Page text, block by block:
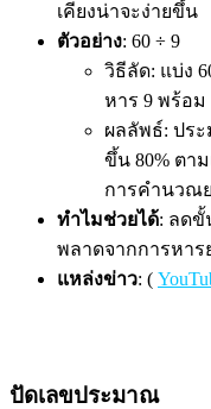
เคียงน่าจะง่ายขึ้น
ตัวอย่าง: 60 ÷ 9
วิธีลัด: แบ่ง
หาร 9 พร้อม
ผลลัพธ์: ปร
ขึ้น 80% ตา
การคำนวณ
ทำไมช่วยได้: ลด
พลาดจากการหาร
แหล่งข่าว: (
ปัดเลขประมาณ